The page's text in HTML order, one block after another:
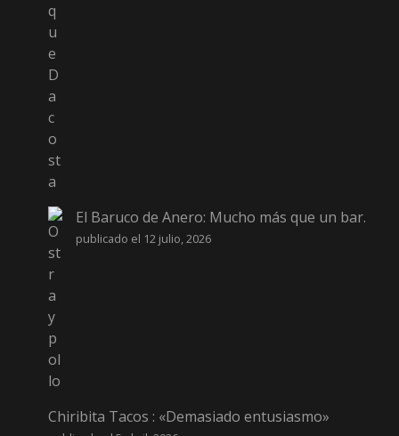
El Baruco de Anero: Mucho más que un bar.
publicado el 12 julio, 2026
Chiribita Tacos : «Demasiado entusiasmo»